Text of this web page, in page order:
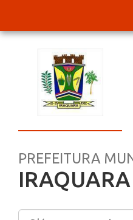
PREFEITURA
IRAQUARA